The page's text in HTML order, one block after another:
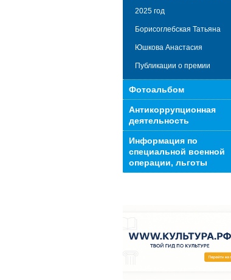
2025 год
Борисоглебская Татьяна
Юшкова Анастасия
Публикации о премии
Фотоальбом
Антикоррупционная
деятельность
Информация по
специальной военной
операции, льготы